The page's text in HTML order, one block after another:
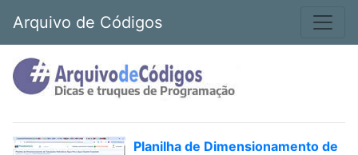
Arquivo de Códigos
Planilha de Dimensionamento de